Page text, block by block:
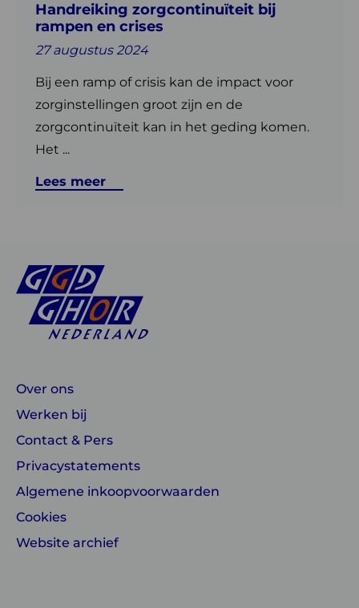
Handreiking zorgcontinuïteit bij
rampen en crises
27 augustus 2024
Bij een ramp of crisis kan de impact voor
zorginstellingen groot zijn en de
zorgcontinuïteit kan in het geding komen.
Het ...
Lees meer
Over ons
Werken bij
Contact & Pers
Privacystatements
Algemene inkoopvoorwaarden
Cookies
Website archief